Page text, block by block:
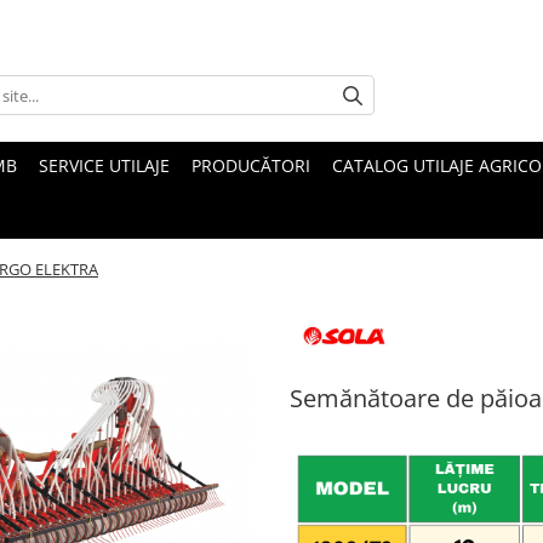
SERVICE UTILAJE PRODUCĂTORI CATALOG UTILAJE
ELEKTRA
Semănătoare de